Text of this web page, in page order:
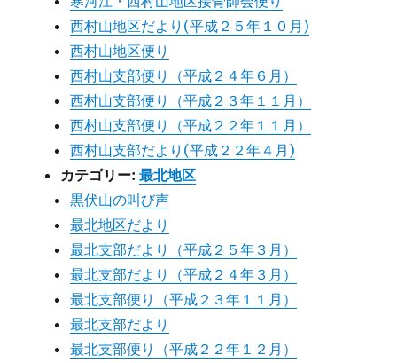
西村山地区だより(平成２５年１０月)
西村山地区便り
西村山支部便り（平成２４年６月）
西村山支部便り（平成２３年１１月）
西村山支部便り（平成２２年１１月）
西村山支部だより(平成２２年４月)
カテゴリー:最北地区
黒伏山の叫び声
最北地区だより
最北支部だより（平成２５年３月）
最北支部だより（平成２４年３月）
最北支部便り（平成２３年１１月）
最北支部だより
最北支部便り（平成２２年１２月）